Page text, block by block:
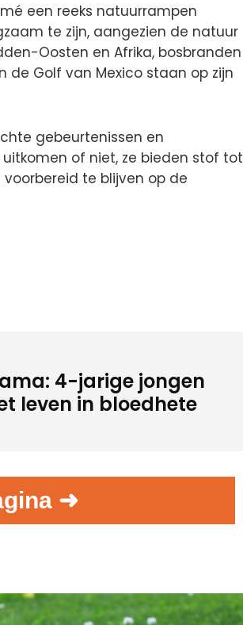
een reeks natuurrampen
te zijn, aangezien de natuur
Oosten en Afrika, bosbranden
de Golf van Mexico staan op zijn
gebeurtenissen en
of niet, ze bieden stof tot
te blijven op de
4-jarige jongen
leven in bloedhete
➜